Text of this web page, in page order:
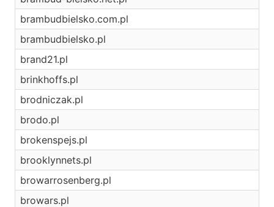
brambudbielsko.com.pl
brambudbielsko.pl
brand21.pl
brinkhoffs.pl
brodniczak.pl
brodo.pl
brokenspejs.pl
brooklynnets.pl
browarrosenberg.pl
browars.pl